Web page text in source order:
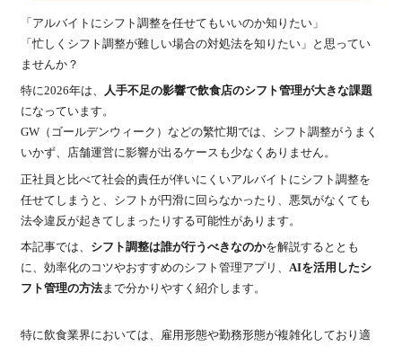
「アルバイトにシフト調整を任せてもいいのか知りたい」
「忙しくシフト調整が難しい場合の対処法を知りたい」と思ってい
ませんか？
特に2026年は、 人手不足の影響で飲食店のシフト管理が大きな課題
になっています。
GW（ゴールデンウィーク）などの繁忙期では、シフト調整がうまく
いかず、店舗運営に影響が出るケースも少なくありません。
正社員と比べて社会的責任が伴いにくいアルバイトにシフト調整を
任せてしまうと、シフトが円滑に回らなかったり、悪気がなくても
法令違反が起きてしまったりする可能性があります。
本記事では、 シフト調整は誰が行うべきなのかを解説するととも
に、効率化のコツやおすすめのシフト管理アプリ、AIを活用したシ
フト管理の方法まで分かりやすく紹介します。
特に飲食業界においては、雇用形態や勤務形態が複雑化しており適